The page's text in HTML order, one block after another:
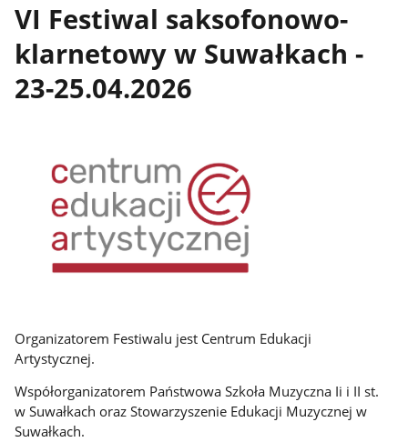
VI Festiwal saksofonowo-
klarnetowy w Suwałkach -
23-25.04.2026
Organizatorem Festiwalu jest Centrum Edukacji
Artystycznej.
Współorganizatorem Państwowa Szkoła Muzyczna Ii i II st.
w Suwałkach oraz Stowarzyszenie Edukacji Muzycznej w
Suwałkach.